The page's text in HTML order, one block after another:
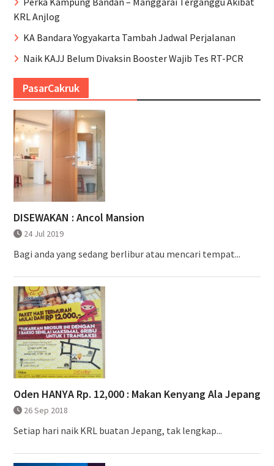
KRL Anjlog
KA Bandara Yogyakarta Tambah Jadwal Perjalanan
Naik KAJJ Belum Divaksin Booster Wajib Tes RT-PCR
PasarCakruk
DISEWAKAN : Ancol Mansion
24 Jul 2019
Bagi anda yang sedang berlibur atau mencari tempat...
Oden HANYA Rp. 12,000 : Makan Kenyang Ala Jepang
26 Sep 2018
Setiap hari naik KRL buatan Jepang, tak lengkap...